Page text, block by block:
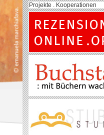
Projekte . Kooperationen